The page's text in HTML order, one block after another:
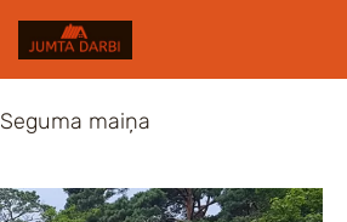
Seguma maiņa